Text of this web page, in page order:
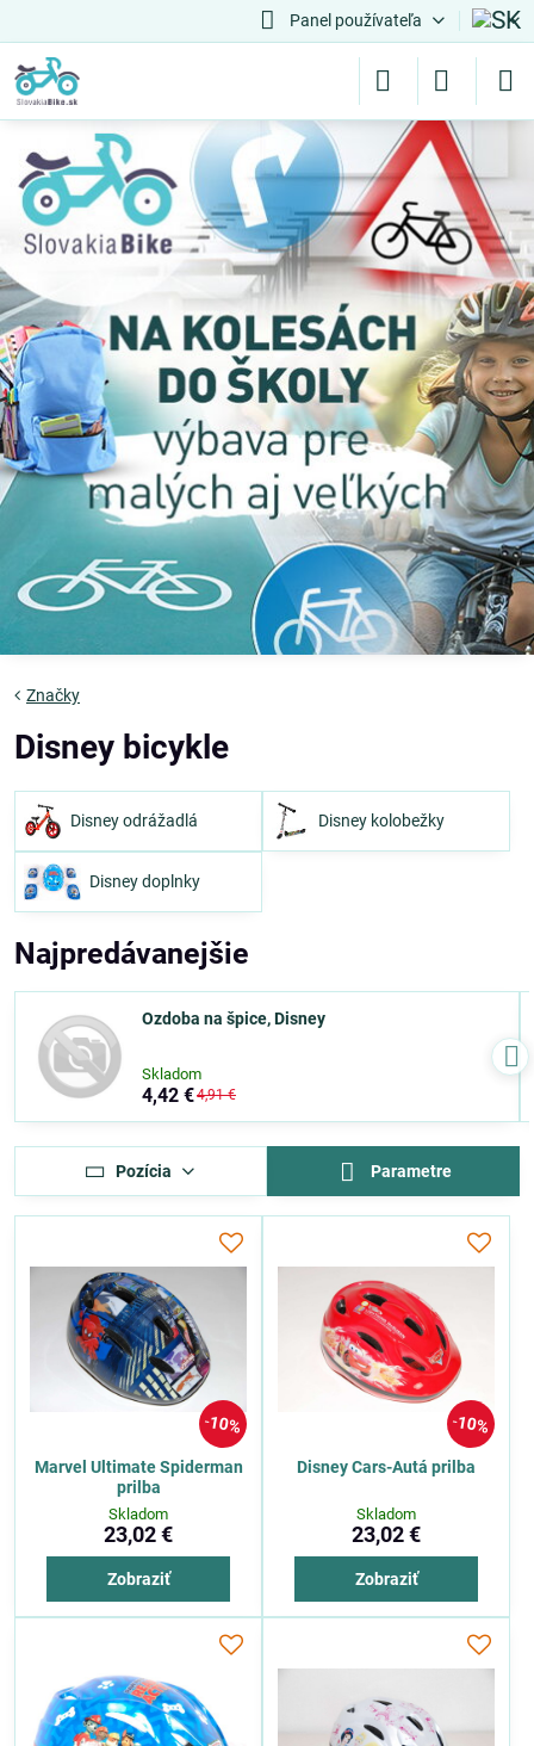
Panel používateľa
Značky
Disney bicykle
Disney odrážadlá Disney kolobežky
Disney doplnky
Najpredávanejšie
Ozdoba na špice, Disney
Skladom
4,42 €4,91 €
Pozícia Parametre
10%
Marvel Ultimate Spiderman
prilba
Skladom
23,02 €
Zobraziť
10%
Disney Cars-Autá prilba
Skladom
23,02 €
Zobraziť